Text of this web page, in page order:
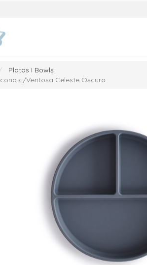
Platos I Bowls
c/Ventosa Celeste Oscuro